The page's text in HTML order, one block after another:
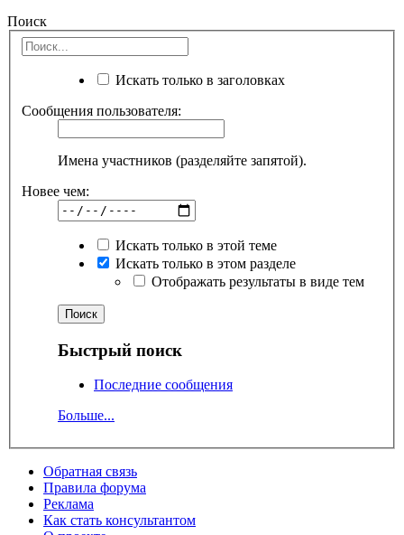
Поиск
Искать только в заголовках
Сообщения пользователя:
Имена участников (разделяйте запятой).
Новее чем:
Искать только в этой теме
Искать только в этом разделе
Отображать результаты в виде тем
Быстрый поиск
Последние сообщения
Больше...
Обратная связь
Правила форума
Реклама
Как стать консультантом